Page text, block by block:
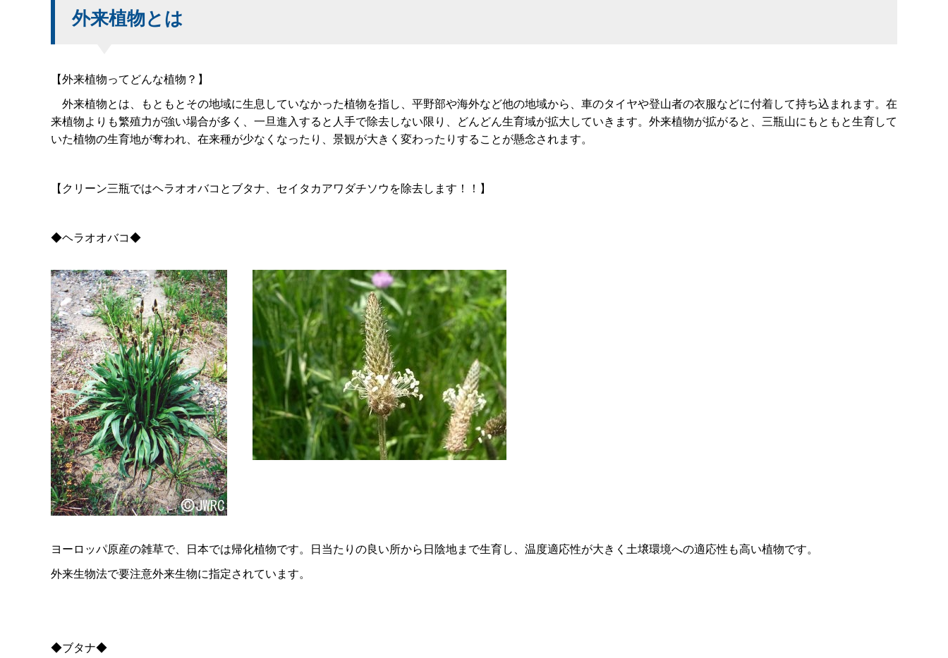
外来植物とは
【外来植物ってどんな植物？】
外来植物とは、もともとその地域に生息していなかった植物を指し、平野部や海外など他の地域から、車のタイヤや登山者の衣服などに付着して持ち込まれます。在
来植物よりも繁殖力が強い場合が多く、一旦進入すると人手で除去しない限り、どんどん生育域が拡大していきます。外来植物が拡がると、三瓶山にもともと生育して
いた植物の生育地が奪われ、在来種が少なくなったり、景観が大きく変わったりすることが懸念されます。
【クリーン三瓶ではヘラオオバコとブタナ、セイタカアワダチソウを除去します！！】
◆ヘラオオバコ◆
ヨーロッパ原産の雑草で、日本では帰化植物です。日当たりの良い所から日陰地まで生育し、温度適応性が大きく土壌環境への適応性も高い植物です。
外来生物法で要注意外来生物に指定されています。
◆ブタナ◆